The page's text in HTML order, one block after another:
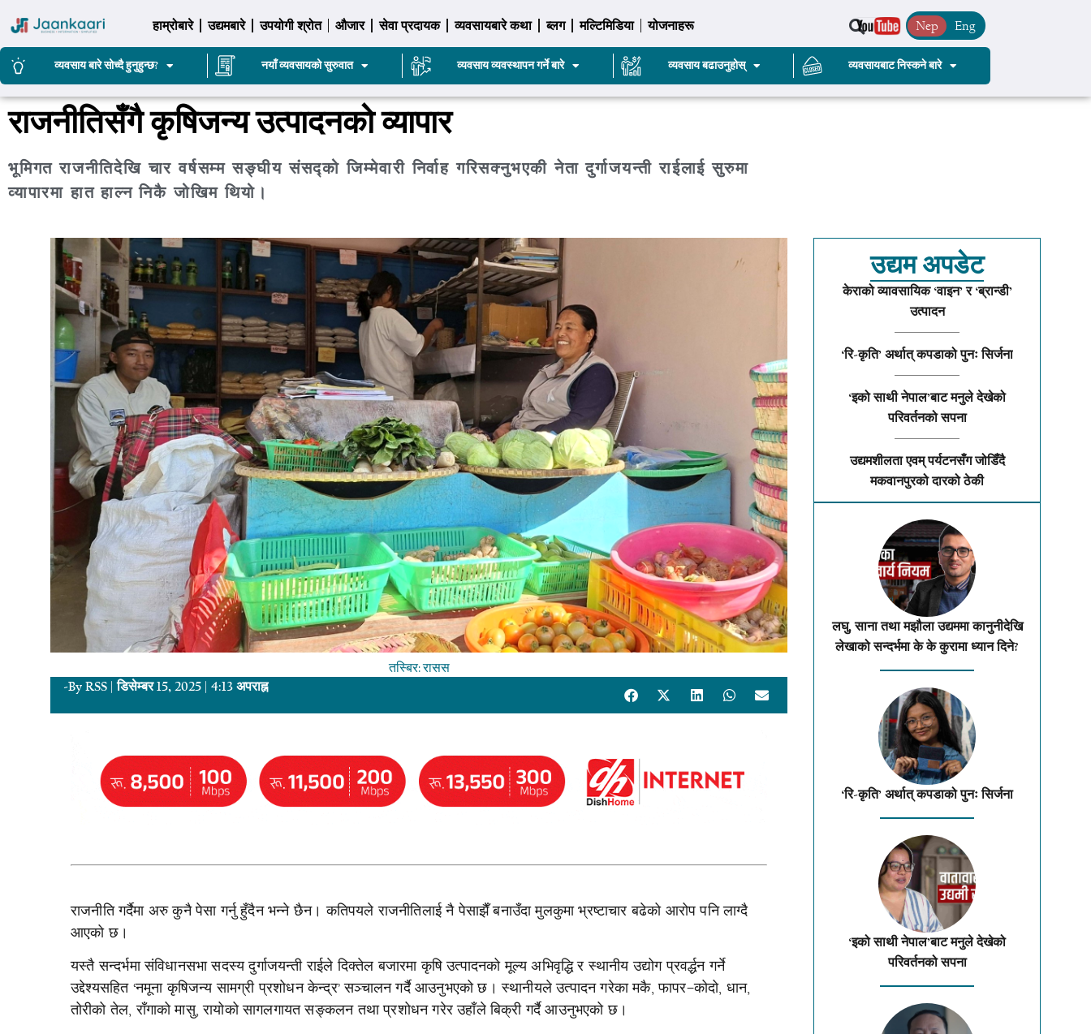
हाम्रोबारे उद्यमबारे उपयोगी श्रोत औजार सेवा प्रदायक व्यवसायबारे कथा ब्लग मल्टिमिडिया योजनाहरू Nep Eng
व्यवसाय बारे सोच्दै हुनुहुन्छ? नयाँ व्यवसायको सुरुवात व्यवसाय व्यवस्थापन गर्ने बारे व्यवसाय बढाउनुहोस् व्यवसायबाट निस्कने बारे
राजनीतिसँगै कृषिजन्य उत्पादनको व्यापार
भूमिगत राजनीतिदेखि चार वर्षसम्म सङ्घीय संसद्को जिम्मेवारी निर्वाह गरिसक्नुभएकी नेता दुर्गाजयन्ती राईलाई सुरुमा
व्यापारमा हात हाल्न निकै जोखिम थियो।
तस्बिर: रासस
-By RSS | डिसेम्बर 15, 2025 | 4:13 अपराह्न
राजनीति गर्दैमा अरु कुनै पेसा गर्नु हुँदैन भन्ने छैन। कतिपयले राजनीतिलाई नै पेसाझैँ बनाउँदा मुलकुमा भ्रष्टाचार बढेको आरोप पनि लाग्दै
आएको छ।
यस्तै सन्दर्भमा संविधानसभा सदस्य दुर्गाजयन्ती राईले दिक्तेल बजारमा कृषि उत्पादनको मूल्य अभिवृद्धि र स्थानीय उद्योग प्रवर्द्धन गर्ने
उद्देश्यसहित ‘नमूना कृषिजन्य सामग्री प्रशोधन केन्द्र’ सञ्चालन गर्दै आउनुभएको छ। स्थानीयले उत्पादन गरेका मकै, फापर–कोदो, धान,
तोरीको तेल, राँगाको मासु, रायोको सागलगायत सङ्कलन तथा प्रशोधन गरेर उहाँले बिक्री गर्दै आउनुभएको छ।
उद्यम अपडेट
केराको व्यावसायिक ‘वाइन’ र ‘ब्रान्डी’
उत्पादन
‘रि-कृति’ अर्थात् कपडाको पुनः सिर्जना
‘इको साथी नेपाल’बाट मनुले देखेको
परिवर्तनको सपना
उद्यमशीलता एवम् पर्यटनसँग जोडिँदै
मकवानपुरको दारको ठेकी
लघु, साना तथा मझौला उद्यममा कानुनीदेखि
लेखाको सन्दर्भमा के के कुरामा ध्यान दिने?
‘रि-कृति’ अर्थात् कपडाको पुनः सिर्जना
‘इको साथी नेपाल’बाट मनुले देखेको
परिवर्तनको सपना